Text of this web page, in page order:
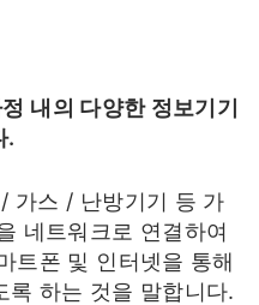
내의 다양한 정보기기
.
가스 / 난방기기 등 가
네트워크로 연결하여
트폰 및 인터넷을 통해
록 하는 것을 말합니다.